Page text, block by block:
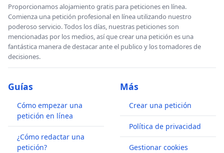
Proporcionamos alojamiento gratis para peticiones en línea.
Comienza una petición profesional en línea utilizando nuestro
poderoso servicio. Todos los días, nuestras peticiones son
mencionadas por los medios, así que crear una petición es una
fantástica manera de destacar ante el publico y los tomadores de
decisiones.
Guías
Cómo empezar una
petición en línea
¿Cómo redactar una
petición?
Más
Crear una petición
Política de privacidad
Gestionar cookies